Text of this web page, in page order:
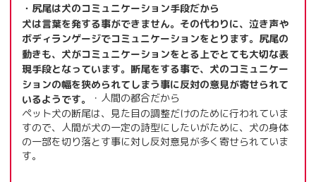
・尻尾は犬のコミュニケーション手段だから
犬は言葉を発する事ができません。その代わりに、泣き声や
ボディランゲージでコミュニケーションをとります。尻尾の
動きも、犬がコミュニケーションをとる上でとても大切な表
現手段となっています。断尾をする事で、犬のコミュニケー
ションの幅を狭められてしまう事に反対の意見が寄せられて
いるようです。
・人間の都合だから
ペット犬の断尾は、見た目の調整だけのために行われていま
すので、人間が犬の一定の詩型にしたいがために、犬の身体
の一部を切り落とす事に対し反対意見が多く寄せられていま
す。